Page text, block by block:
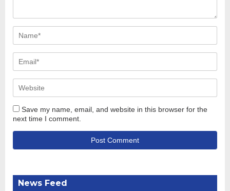
Save my name, email, and website in this browser for the
next time I comment.
News Feed